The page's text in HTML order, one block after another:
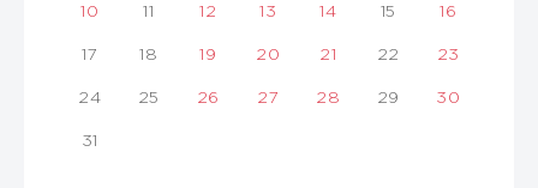
10 11 12 13 14 15 16
17 18 19 20 21 22 23
24 25 26 27 28 29 30
31